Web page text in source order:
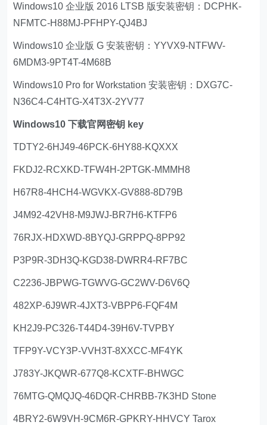
Windows10 企业版 2016 LTSB 版安装密钥：DCPHK-
NFMTC-H88MJ-PFHPY-QJ4BJ
Windows10 企业版 G 安装密钥：YYVX9-NTFWV-
6MDM3-9PT4T-4M68B
Windows10 Pro for Workstation 安装密钥：DXG7C-
N36C4-C4HTG-X4T3X-2YV77
Windows10 下载官网密钥 key
TDTY2-6HJ49-46PCK-6HY88-KQXXX
FKDJ2-RCXKD-TFW4H-2PTGK-MMMH8
H67R8-4HCH4-WGVKX-GV888-8D79B
J4M92-42VH8-M9JWJ-BR7H6-KTFP6
76RJX-HDXWD-8BYQJ-GRPPQ-8PP92
P3P9R-3DH3Q-KGD38-DWRR4-RF7BC
C2236-JBPWG-TGWVG-GC2WV-D6V6Q
482XP-6J9WR-4JXT3-VBPP6-FQF4M
KH2J9-PC326-T44D4-39H6V-TVPBY
TFP9Y-VCY3P-VVH3T-8XXCC-MF4YK
J783Y-JKQWR-677Q8-KCXTF-BHWGC
76MTG-QMQJQ-46DQR-CHRBB-7K3HD Stone
4BRY2-6W9VH-9CM6R-GPKRY-HHVCY Tarox